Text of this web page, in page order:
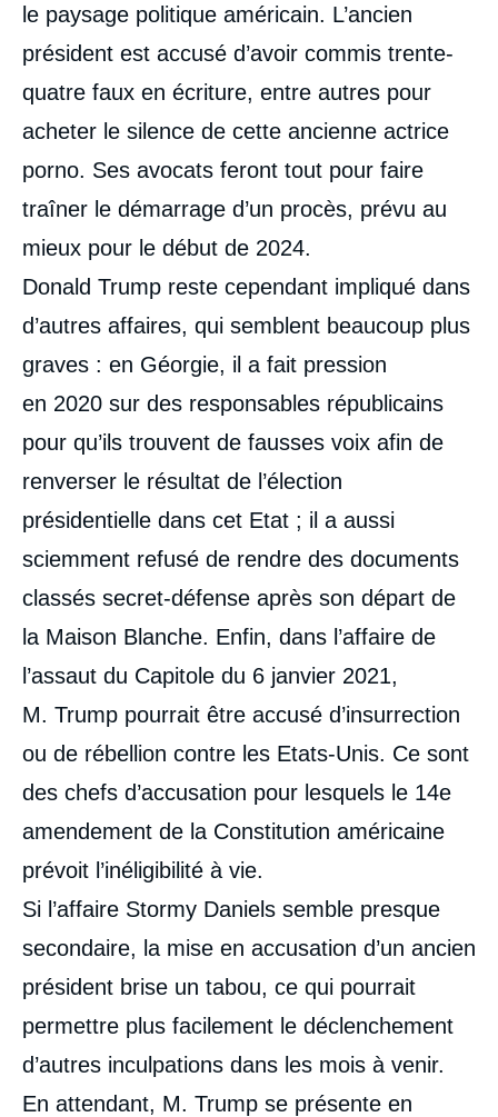
le paysage politique américain. L’ancien
président est accusé d’avoir commis trente-
quatre faux en écriture, entre autres pour
acheter le silence de cette ancienne actrice
porno. Ses avocats feront tout pour faire
traîner le démarrage d’un procès, prévu au
mieux pour le début de 2024.
Donald Trump reste cependant impliqué dans
d’autres affaires, qui semblent beaucoup plus
graves : en Géorgie, il a fait pression
en 2020 sur des responsables républicains
pour qu’ils trouvent de fausses voix afin de
renverser le résultat de l’élection
présidentielle dans cet Etat ; il a aussi
sciemment refusé de rendre des documents
classés secret-défense après son départ de
la Maison Blanche. Enfin, dans l’affaire de
l’assaut du Capitole du 6 janvier 2021,
M. Trump pourrait être accusé d’insurrection
ou de rébellion contre les Etats-Unis. Ce sont
des chefs d’accusation pour lesquels le 14e
amendement de la Constitution américaine
prévoit l’inéligibilité à vie.
Si l’affaire Stormy Daniels semble presque
secondaire, la mise en accusation d’un ancien
président brise un tabou, ce qui pourrait
permettre plus facilement le déclenchement
d’autres inculpations dans les mois à venir.
En attendant, M. Trump se présente en